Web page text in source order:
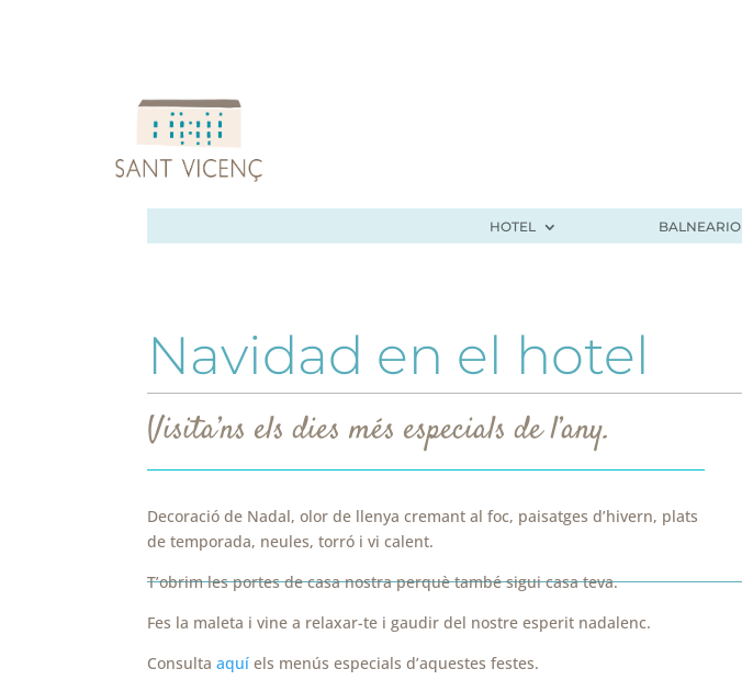
HOTEL BALNEARIO
Navidad en el hotel
Visita’ns els dies més especials de l’any.
Decoració de Nadal, olor de llenya cremant al foc, paisatges d’hivern, plats
de temporada, neules, torró i vi calent.
T’obrim les portes de casa nostra perquè també sigui casa teva.
Fes la maleta i vine a relaxar-te i gaudir del nostre esperit nadalenc.
Consultaaquí els menús especials d’aquestes festes.